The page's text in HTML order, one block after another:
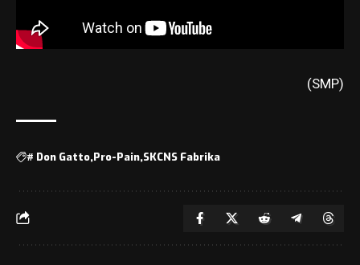
(SMP)
# Don Gatto Pro-Pain SKCNS Fabrika